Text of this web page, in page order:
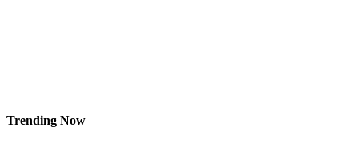
Trending Now